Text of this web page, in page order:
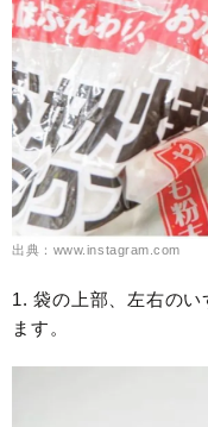
出典：www.instagram.com
1. 袋の上部、左右の
ます。